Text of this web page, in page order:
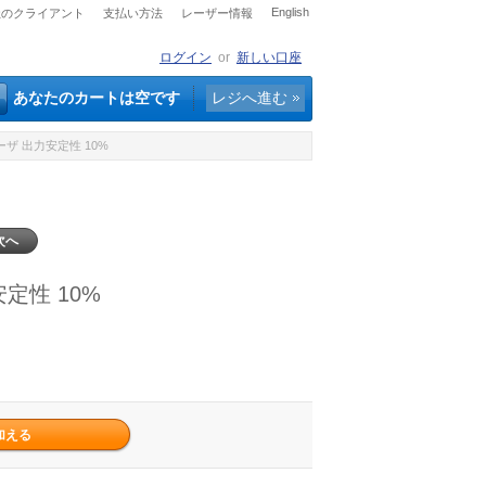
クライアント 支払い方法 レーザー情報 English
ログイン or 新しい口座
あなたのカートは空です レジへ進む
ザ 出力安定性 10%
へ
定性 10%